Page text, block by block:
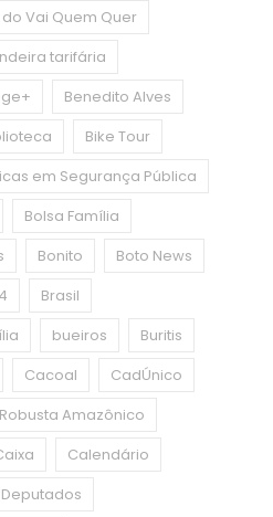
Vai Quem Quer
tarifária
Benedito Alves
Bike Tour
em Segurança Pública
Bolsa Família
Bonito
Boto News
Brasil
bueiros
Buritis
Cacoal
CadÚnico
Amazônico
Calendário